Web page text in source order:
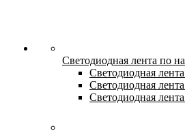
Светодиодная лента по
Светодиодная
Светодиодная
Светодиодная